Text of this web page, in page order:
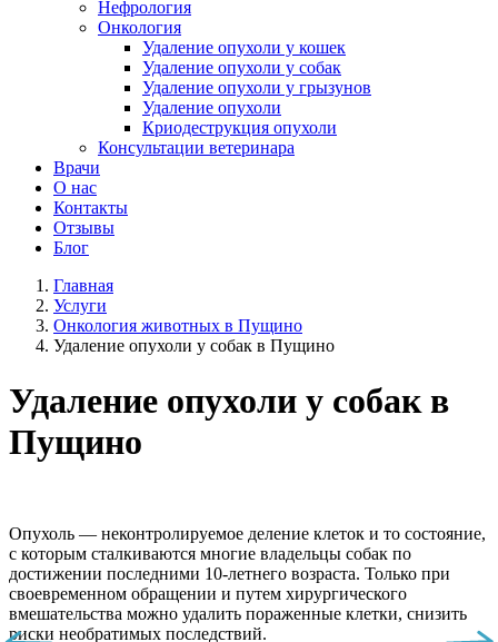
Нефрология
Онкология
Удаление опухоли у кошек
Удаление опухоли у собак
Удаление опухоли у грызунов
Удаление опухоли
Криодеструкция опухоли
Консультации ветеринара
Врачи
О нас
Контакты
Отзывы
Блог
Главная
Услуги
Онкология животных в Пущино
Удаление опухоли у собак в Пущино
Удаление опухоли у собак в
Пущино
Опухоль — неконтролируемое деление клеток и то состояние,
с которым сталкиваются многие владельцы собак по
достижении последними 10-летнего возраста. Только при
своевременном обращении и путем хирургического
вмешательства можно удалить пораженные клетки, снизить
риски необратимых последствий.